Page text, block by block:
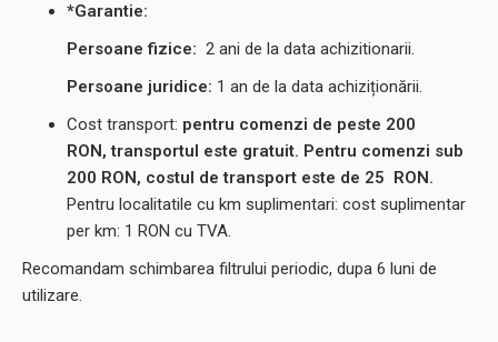
*Garantie:
Persoane fizice: 2 ani de la data achizitionarii.
Persoane juridice: 1 an de la data achiziționării.
Cost transport: pentru comenzi de peste 200
RON, transportul este gratuit. Pentru comenzi sub
200 RON, costul de transport este de 25 RON.
Pentru localitatile cu km suplimentari: cost suplimentar
per km: 1 RON cu TVA.
Recomandam schimbarea filtrului periodic, dupa 6 luni de
utilizare.